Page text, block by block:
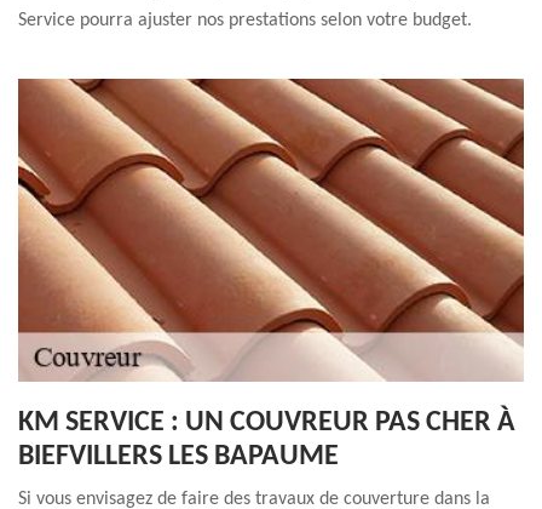
Service pourra ajuster nos prestations selon votre budget.
KM SERVICE : UN COUVREUR PAS CHER À
BIEFVILLERS LES BAPAUME
Si vous envisagez de faire des travaux de couverture dans la